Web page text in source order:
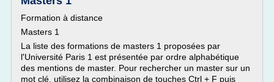
Formation à distance
Masters 1
La liste des formations de masters 1 proposées par
l'Université Paris 1 est présentée par ordre alphabétique
des mentions de master. Pour rechercher un master sur un
mot clé, utilisez la combinaison de touches Ctrl + F puis